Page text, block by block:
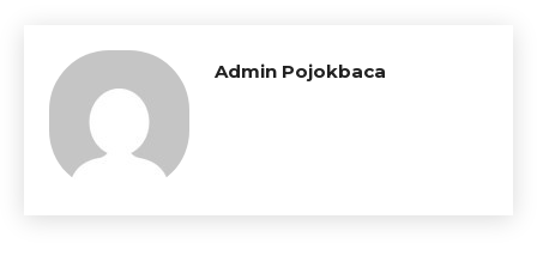
Admin Pojokbaca